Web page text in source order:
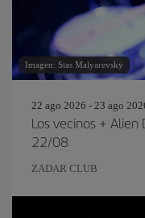
Imagen: Stas Malyarevsky
22 ago 2026 - 23 ago
Los vecinos +
22/08
ZADAR CLUB